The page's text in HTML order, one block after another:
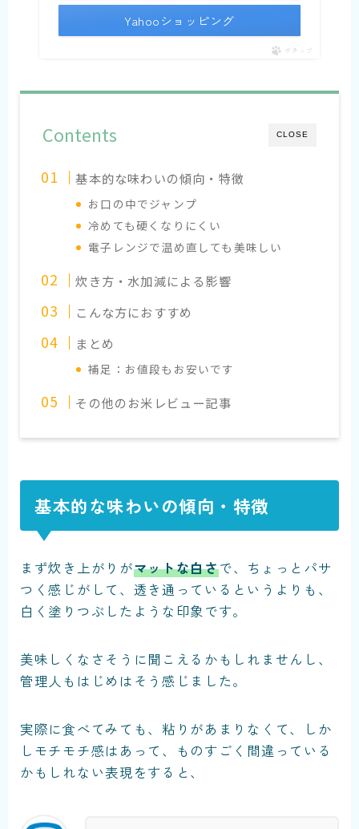
Yahooショッピング
ポチップ
CLOSE
Contents
基本的な味わいの傾向・特徴
お口の中でジャンプ
冷めても硬くなりにくい
電子レンジで温め直しても美味しい
炊き方・水加減による影響
こんな方におすすめ
まとめ
補足：お値段もお安いです
その他のお米レビュー記事
基本的な味わいの傾向・特徴
まず炊き上がりがマットな白さで、ちょっとパサ
つく感じがして、透き通っているというよりも、
白く塗りつぶしたような印象です。
美味しくなさそうに聞こえるかもしれませんし、
管理人もはじめはそう感じました。
実際に食べてみても、粘りがあまりなくて、しか
しモチモチ感はあって、ものすごく間違っている
かもしれない表現をすると、